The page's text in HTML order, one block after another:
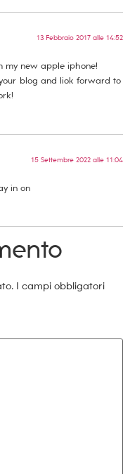
13 Febbraio 2017 alle 14:52
my new apple iphone!
blog and liok forward to
15 Settembre 2022 alle 11:04
in on
I campi obbligatori